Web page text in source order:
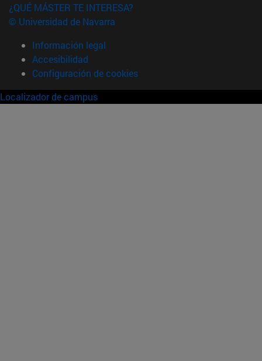
¿QUÉ MÁSTER TE INTERESA?
© Universidad de Navarra
Información legal
Accesibilidad
Configuración de cookies
Localizador de campus